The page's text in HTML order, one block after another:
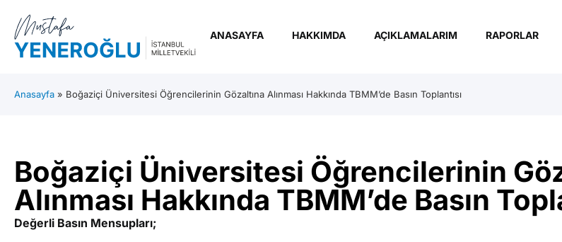
ANASAYFA HAKKIMDA AÇIKLAMALARIM RAPORLAR
Anasayfa » Boğaziçi Üniversitesi Öğrencilerinin Gözaltına Alınması Hakkında TBMM’de Basın Toplantısı
Boğaziçi Üniversitesi Öğrencilerinin
Alınması Hakkında TBMM’de Basın
Değerli Basın Mensupları;